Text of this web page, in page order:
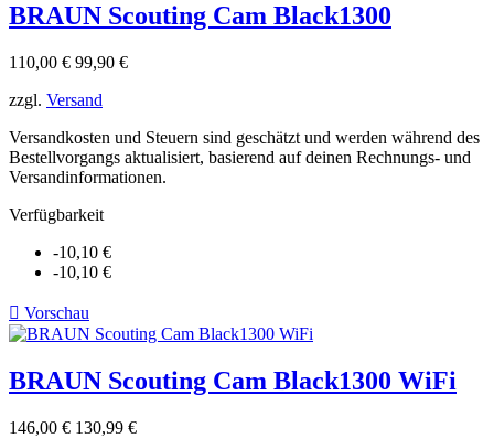
BRAUN Scouting Cam Black1300
Verkaufspreis
110,00 € Preis
99,90 €
zzgl. Versand
Versandkosten und Steuern sind geschätzt und werden während des
Bestellvorgangs aktualisiert, basierend auf deinen Rechnungs- und
Versandinformationen.
Verfügbarkeit
-10,10 €
-10,10 €
 Vorschau
BRAUN Scouting Cam Black1300 WiFi
Verkaufspreis
146,00 € Preis
130,99 €